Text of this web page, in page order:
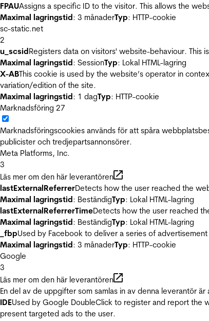
FPAUAssigns a specific ID to the visitor. This allows the
Maximal lagringstid: 3 månaderTyp: HTTP-cookie
sc-static.net
2
u_scsidRegisters data on visitors' website-behaviour. This
Maximal lagringstid: SessionTyp: Lokal HTML-lagring
X-ABThis cookie is used by the website’s operator in
variation/edition of the site.
Maximal lagringstid: 1 dagTyp: HTTP-cookie
Marknadsföring 27
Marknadsföringscookies används för att spåra
publicister och tredjepartsannonsörer.
Meta Platforms, Inc.
3
Läs mer om den här leverantören
lastExternalReferrerDetects how the user reached the
Maximal lagringstid: BeständigTyp: Lokal HTML-lagring
lastExternalReferrerTimeDetects how the user reached
Maximal lagringstid: BeständigTyp: Lokal HTML-lagring
_fbpUsed by Facebook to deliver a series of
Maximal lagringstid: 3 månaderTyp: HTTP-cookie
Google
3
Läs mer om den här leverantören
En del av de uppgifter som samlas in av denna leverantör
IDEUsed by Google DoubleClick to register and report the
present targeted ads to the user.